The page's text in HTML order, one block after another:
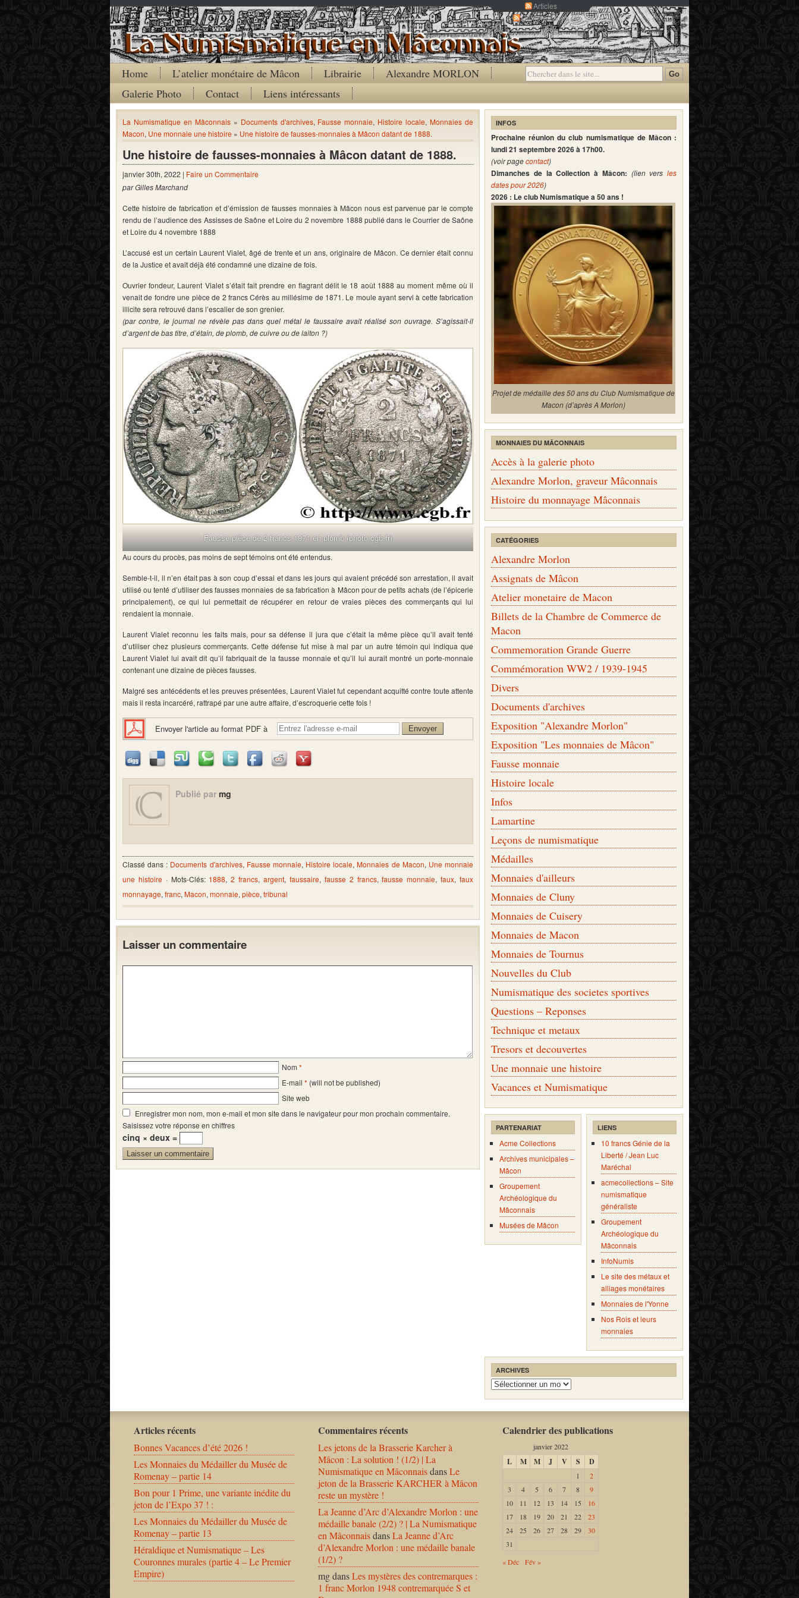
Articles
Commentaires
Home L’atelier monétaire de Mâcon Librairie
Alexandre MORLON
Galerie Photo
Contact Liens intéressants
La Numismatique en Mâconnais» Documents d'archives, Fausse monnaie, Histoire locale, Monnaies de
Macon, Une monnaie une histoire » Une histoire de fausses-monnaies à Mâcon datant de 1888.
Une histoire de fausses-monnaies à Mâcon datant de 1888.
janvier 30th, 2022 | Faire un Commentaire
par Gilles Marchand
Cette histoire de fabrication et d’émission de fausses monnaies à Mâcon nous est parvenue par le compte
rendu de l’audience des Assisses de Saône et Loire du 2 novembre 1888 publié dans le Courrier de Saône
et Loire du 4 novembre 1888
L’accusé est un certain Laurent Vialet, âgé de trente et un ans, originaire de Mâcon. Ce dernier était connu
de la Justice et avait déjà été condamné une dizaine de fois.
Ouvrier fondeur, Laurent Vialet s’était fait prendre en flagrant délit le 18 août 1888 au moment même où il
venait de fondre une pièce de 2 francs Cérès au millésime de 1871. Le moule ayant servi à cette fabrication
illicite sera retrouvé dans l’escalier de son grenier.
(par contre, le journal ne révèle pas dans quel métal le faussaire avait réalisé son ouvrage. S’agissait-il
d’argent de bas titre, d’étain, de plomb, de cuivre ou de laiton ?)
Fausse pièce de 2 francs 1871 en plomb (photo cgb.fr)
Au cours du procès, pas moins de sept témoins ont été entendus.
Semble-t-il, il n’en était pas à son coup d’essai et dans les jours qui avaient précédé son arrestation, il avait
utilisé ou tenté d’utiliser des fausses monnaies de sa fabrication à Mâcon pour de petits achats (de l’épicerie
principalement), ce qui lui permettait de récupérer en retour de vraies pièces des commerçants qui lui
rendaient la monnaie.
Laurent Vialet reconnu les faits mais, pour sa défense il jura que c’était la même pièce qu’il avait tenté
d’utiliser chez plusieurs commerçants. Cette défense fut mise à mal par un autre témoin qui indiqua que
Laurent Vialet lui avait dit qu’il fabriquait de la fausse monnaie et qu’il lui aurait montré un porte-monnaie
contenant une dizaine de pièces fausses.
Malgré ses antécédents et les preuves présentées, Laurent Vialet fut cependant acquitté contre toute attente
mais il resta incarcéré, rattrapé par une autre affaire, d’escroquerie cette fois !
Envoyer l'article au format PDF à
Publié par mg
Classé dans : Documents d'archives, Fausse monnaie, Histoire locale,Monnaies de Macon, Une monnaie
une histoire · Mots-Clés: 1888,2 francs,argent, faussaire, fausse 2 francs,fausse monnaie,faux,faux
monnayage, franc, Macon, monnaie, pièce, tribunal
Laisser un commentaire
Nom *
E-mail * (will not be published)
Site web
Enregistrer mon nom, mon e-mail et mon site dans le navigateur pour mon prochain commentaire.
Saisissez votre réponse en chiffres
cinq × deux =
INFOS
Prochaine réunion du club numismatique de Mâcon :
lundi 21 septembre 2026 à 17h00.
(voir pagecontact)
Dimanches de la Collection à Mâcon: (lien vers les
dates pour 2026)
2026 : Le club Numismatique a 50 ans !
Projet de médaille des 50 ans du Club Numismatique de
Macon (d’après A Morlon)
MONNAIES DU MÂCONNAIS
Accès à la galerie photo
Alexandre Morlon, graveur Mâconnais
Histoire du monnayage Mâconnais
CATÉGORIES
Alexandre Morlon
Assignats de Mâcon
Atelier monetaire de Macon
Billets de la Chambre de Commerce de
Macon
Commemoration Grande Guerre
Commémoration WW2 / 1939-1945
Divers
Documents d'archives
Exposition "Alexandre Morlon"
Exposition "Les monnaies de Mâcon"
Fausse monnaie
Histoire locale
Infos
Lamartine
Leçons de numismatique
Médailles
Monnaies d'ailleurs
Monnaies de Cluny
Monnaies de Cuisery
Monnaies de Macon
Monnaies de Tournus
Nouvelles du Club
Numismatique des societes sportives
Questions – Reponses
Technique et metaux
Tresors et decouvertes
Une monnaie une histoire
Vacances et Numismatique
PARTENARIAT
Acme Collections
Archives municipales –
Mâcon
Groupement
Archéologique du
Mâconnais
Musées de Mâcon
LIENS
10 francs Génie de la
Liberté / Jean Luc
Maréchal
acmecollections – Site
numismatique
généraliste
Groupement
Archéologique du
Mâconnais
InfoNumis
Le site des métaux et
alliages monétaires
Monnaies de l'Yonne
Nos Rois et leurs
monnaies
ARCHIVES
Archives
Articles récents
Bonnes Vacances d’été 2026 !
Les Monnaies du Médailler du Musée de
Romenay – partie 14
Bon pour 1 Prime, une variante inédite du
jeton de l’Expo 37 ! :
Les Monnaies du Médailler du Musée de
Romenay – partie 13
Héraldique et Numismatique – Les
Couronnes murales (partie 4 – Le Premier
Empire)
Commentaires récents
Les jetons de la Brasserie Karcher à
Mâcon : La solution ! (1/2) | La
Numismatique en MâconnaisdansLe
jeton de la Brasserie KARCHER à Mâcon
reste un mystère !
La Jeanne d’Arc d’Alexandre Morlon : une
médaille banale (2/2) ? | La Numismatique
en MâconnaisdansLa Jeanne d’Arc
d’Alexandre Morlon : une médaille banale
(1/2) ?
mgdansLes mystères des contremarques :
1 franc Morlon 1948 contremarquée S et
Calendrier des publications
janvier 2022
L M M J V S D
1
2
3
4 5 6 7 8
9
10
11 12 13 14 15
16
17
18 19 20 21 22
23
24
25 26 27 28 29
30
31
« Déc
Fév »